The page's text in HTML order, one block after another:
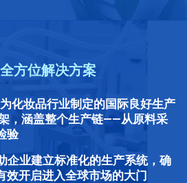
方位解决方案
化妆品行业制定的国际良好生产
，涵盖整个生产链——从原料采
验
企业建立标准化的生产系统，确
效开启进入全球市场的大门